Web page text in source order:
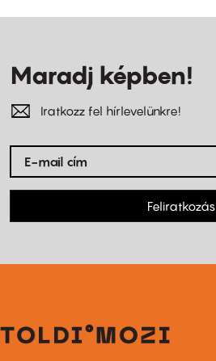
Maradj képben!
Iratkozz fel hírlevelünkre!
Feliratkozás